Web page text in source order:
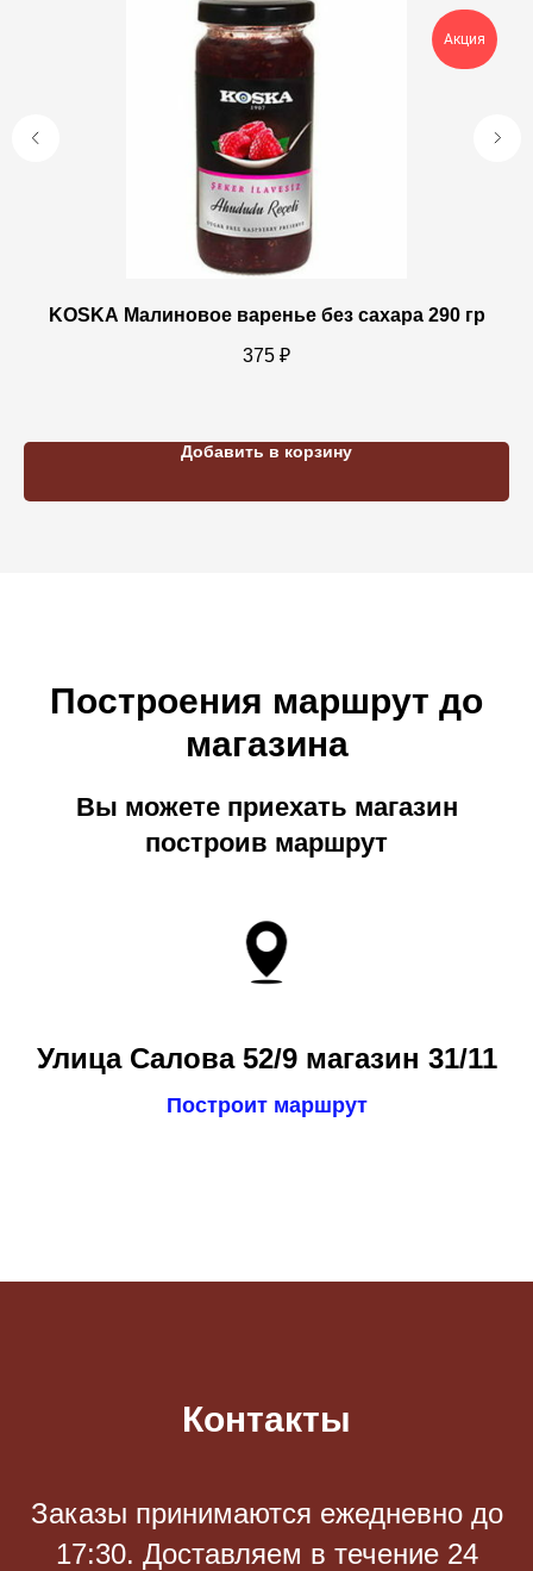
Акция
KOSKA Малиновое варенье без сахара 290 гр
375 ₽
Добавить в корзину
Построения маршрут до
магазина
Вы можете приехать магазин
построив маршрут
Улица Салова 52/9 магазин 31/11
Построит маршрут
Контакты
Заказы принимаются eжедневно до
17:30. Доставляем в течение 24